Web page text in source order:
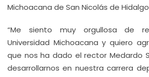
Michoacana de San Nicolás de
“Me siento muy orgullosa de
Universidad Michoacana y quiero
que nos ha dado el rector Medardo
desarrollarnos en nuestra carrera